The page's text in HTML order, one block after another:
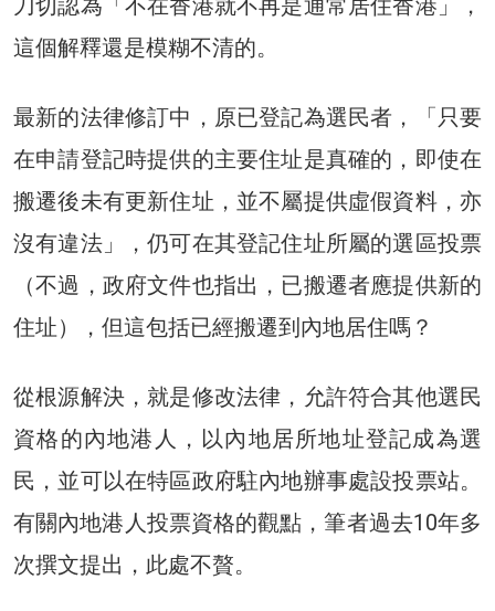
刀切認為「不在香港就不再是通常居住香港」，
這個解釋還是模糊不清的。
最新的法律修訂中，原已登記為選民者，「只要
在申請登記時提供的主要住址是真確的，即使在
搬遷後未有更新住址，並不屬提供虛假資料，亦
沒有違法」，仍可在其登記住址所屬的選區投票
（不過，政府文件也指出，已搬遷者應提供新的
住址），但這包括已經搬遷到內地居住嗎？
從根源解決，就是修改法律，允許符合其他選民
資格的內地港人，以內地居所地址登記成為選
民，並可以在特區政府駐內地辦事處設投票站。
有關內地港人投票資格的觀點，筆者過去10年多
次撰文提出，此處不贅。